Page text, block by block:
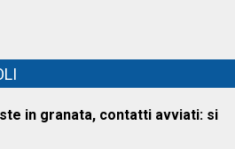
in granata, contatti avviati: si